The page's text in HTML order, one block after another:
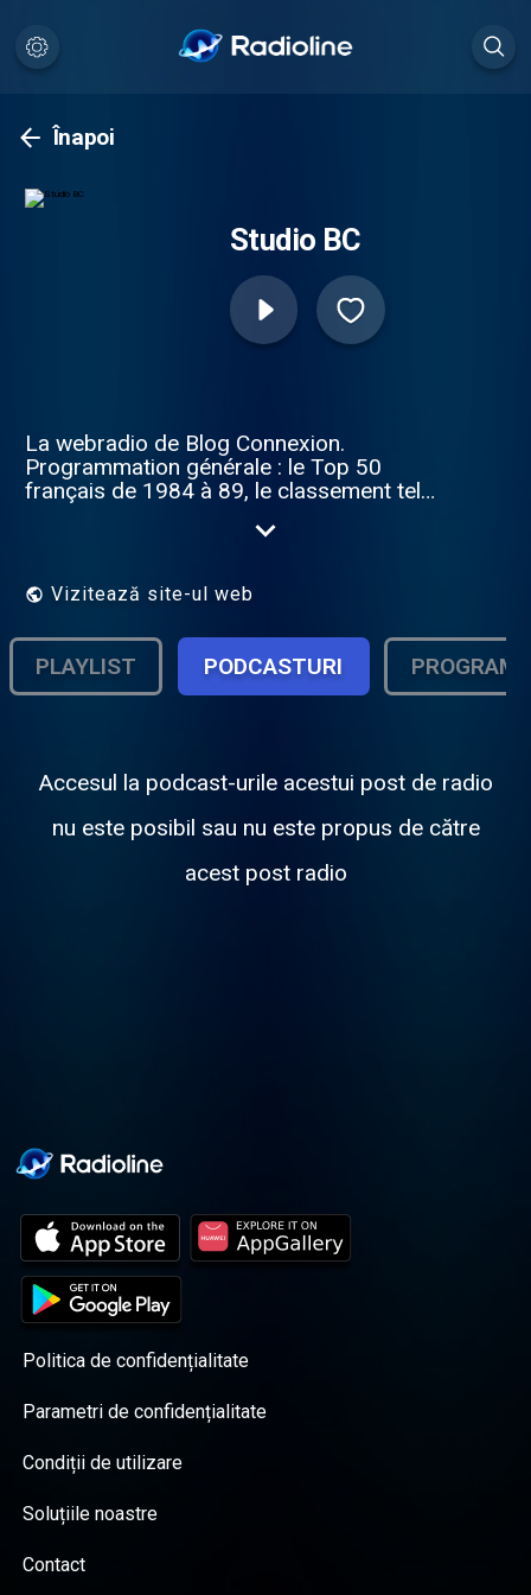
Înapoi
Studio BC
La webradio de Blog Connexion.
Programmation générale : le Top 50
français de 1984 à 89, le classement tel
chanson francophone des années 20's
Connexion.
Vizitează site-ul web
PLAYLIST PODCASTURI PROGRAM
Accesul la podcast-urile acestui post de radio
nu este posibil sau nu este propus de către
acest post radio
Politica de confidențialitate
Parametri de confidențialitate
Condiții de utilizare
Soluțiile noastre
Contact